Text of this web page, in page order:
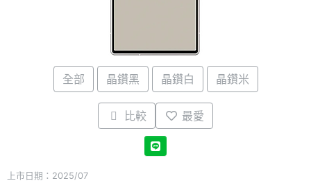
全部 晶鑽黑 晶鑽白 晶鑽米
比較 最愛
上市日期：2025/07